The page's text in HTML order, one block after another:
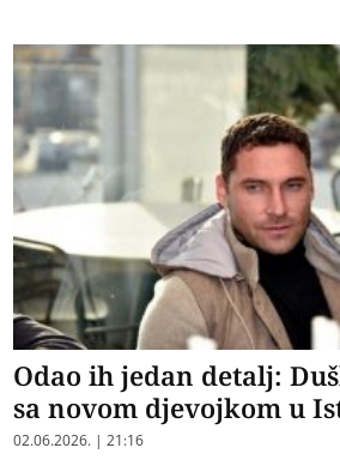
Odao ih jedan detalj:
sa novom djevojkom u
02.06.2026. | 21:16